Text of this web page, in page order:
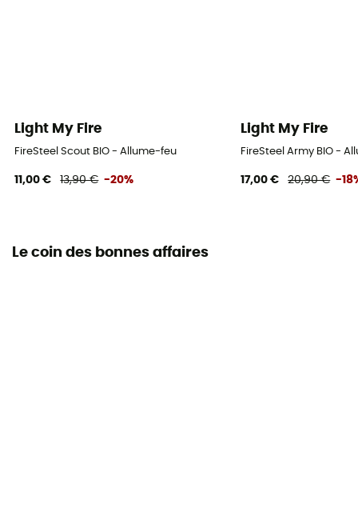
Light My Fire
FireSteel Scout BIO - Allume-feu
11,00 € 13,90 € -20%
Light My Fire
FireSteel Army BIO -
17,00 € 20,90 € -
Le coin des bonnes affaires